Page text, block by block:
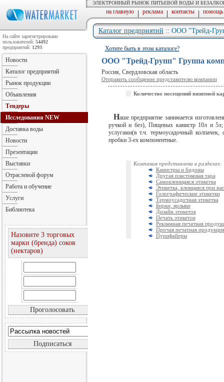
ЭЛЕКТРОННЫЙ РЫНОК ПИТЬЕВОЙ ВОДЫ И
на главную | реклама | контакты | помощь
Каталог предприятий :: ООО "Трейд-
Хотите быть в этом каталоге?
ООО "Трейд-Групп" Группа
Россия, Свердловская область
Отправить сообщение представителю компании
Количество посещений визитной
Наше предприятие занимается
ручкой и без), Пищевых канистр 10л и
услугами(в т.ч. термоусадочный
пробки 3-ех компонентные.
Компания представлена в разделах:
Канистры и бидоны
Другая пластиковая тара
Самоклеющаяся этикетка
Этикетка, клеящаяся при
Голографические этикетки
Термоусадочная этикетка
Бирки, ярлыки
Дизайн этикеток
Печать этикеток
Рекламная печатная
Прочая печатная продукция
Пурифайеры
На сайте зарегистрировано
пользователей: 54492
предприятий: 1293
Новости
Каталог предприятий
Рынок продукции
Объявления
Тендеры
Исследования NEW
Доставка воды
Новости
Презентации
Выставки
Отраслевой форум
Работа и обучение
Услуги
Библиотека
Назовите 3 торговых
марки (бренда) соков
(нектаров)